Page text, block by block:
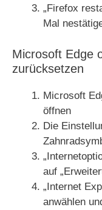
„Firefox
Mal
Microsoft Edge
zurücksetzen
Microsoft
öffnen
Die
auf
„Internet
anwählen